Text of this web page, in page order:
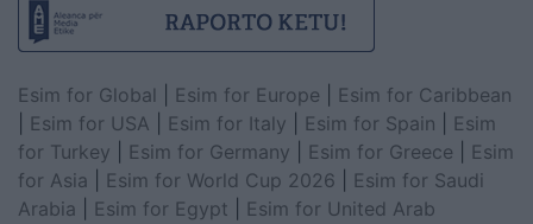
Esim for Global Esim for Europe
Esim for Caribbean
Esim for USA Esim for Italy Esim for Spain
Esim
for Turkey
Esim for Germany Esim for Greece
Esim
for Asia
Esim for World Cup 2026
Esim for Saudi
Arabia
Esim for Egypt
Esim for United Arab